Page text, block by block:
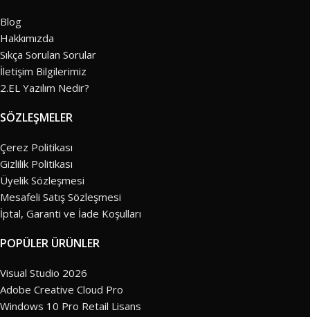
Blog
Hakkımızda
Sıkça Sorulan Sorular
İletişim Bilgilerimiz
2.EL Yazılım Nedir?
SÖZLEŞMELER
Çerez Politikası
Gizlilik Politikası
Üyelik Sözleşmesi
Mesafeli Satış Sözleşmesi
İptal, Garanti ve İade Koşulları
POPÜLER ÜRÜNLER
Visual Studio 2026
Adobe Creative Cloud Pro
Windows 10 Pro Retail Lisans